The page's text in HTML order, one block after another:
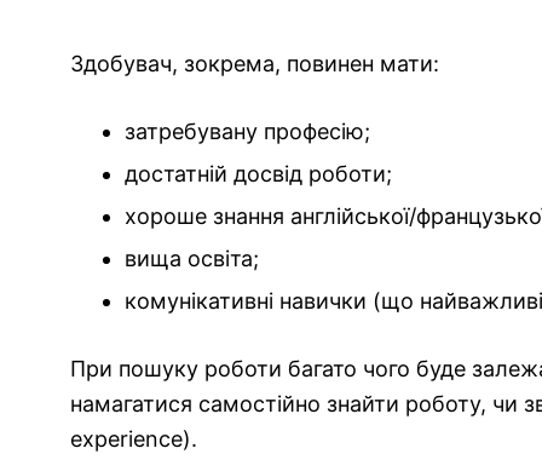
Здобувач, зокрема, повинен мати:
затребувану професію;
достатній досвід роботи;
хороше знання англійської/
вища освіта;
комунікативні навички (що
При пошуку роботи багато чого буде
намагатися самостійно знайти роботу, чи
experience).